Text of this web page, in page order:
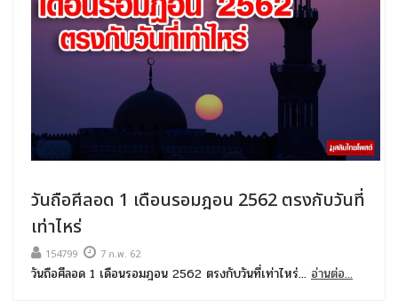
วันถือศีลอด 1 เดือนรอมฎอน 2562 ตรงกับวันที่
เท่าไหร่
154799 7 ก.พ. 62
วันถือศีลอด 1 เดือนรอมฎอน 2562 ตรงกับวันที่เท่าไหร่... อ่านต่อ...